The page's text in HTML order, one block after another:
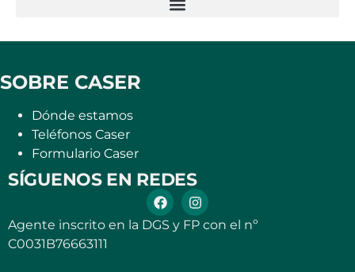
SOBRE CASER
Dónde estamos
Teléfonos Caser
Formulario Caser
SÍGUENOS EN REDES
Agente inscrito en la DGS y FP con el nº
C0031B76663111